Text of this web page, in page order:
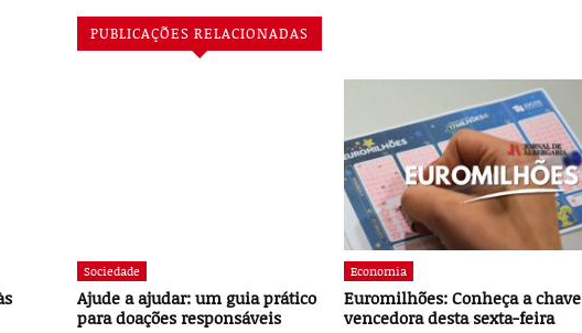
PUBLICAÇÕES RELACIONADAS
Sociedade
Ajude a ajudar: um guia prático
para doações responsáveis
Economia
Euromilhões: Conheça a chave
vencedora desta sexta-feira